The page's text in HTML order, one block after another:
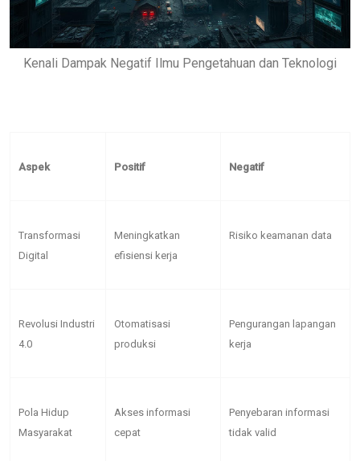
Kenali Dampak Negatif Ilmu Pengetahuan dan Teknologi
Aspek Positif Negatif
Transformasi
Digital
Meningkatkan
efisiensi kerja
Risiko keamanan data
Revolusi Industri
4.0
Otomatisasi
produksi
Pengurangan lapangan
kerja
Pola Hidup
Masyarakat
Akses informasi
cepat
Penyebaran informasi
tidak valid